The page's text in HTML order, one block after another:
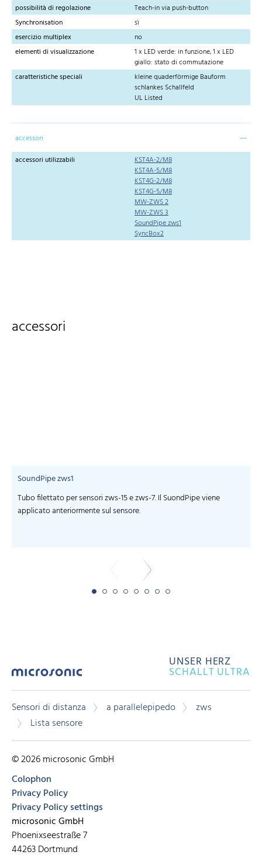
possibilità di regolazione
Teach-in via push-button
Synchronisation
sì
esercizio multiplex
no
elementi di visualizzazione
1 x LED verde: in funzione, 1 x LED
giallo: stato di commutazione
caratteristiche speciali
kleine quaderförmige Bauform
schlankes Schallfeld
UL Listed
accessori
accessori utilizzabili
KST4A-2/M8
KST4A-5/M8
KST4G-2/M8
KST4G-5/M8
MW-ZWS 2
MW-ZWS 3
SoundPipe zws1
SyncBox2
accessori
SoundPipe zws1
Tubo filettato per sensori zws-15 e zws-7. Il SuondPipe viene
applicato anteriormente sul sensore.
UNSER HERZ
SCHALLT ULTRA
Sensori di distanza a parallelepipedo
zws
Lista sensore
© 2026 microsonic GmbH
Colophon
Privacy Policy
Privacy Policy settings
microsonic GmbH
Phoenixseestraße 7
44263 Dortmund